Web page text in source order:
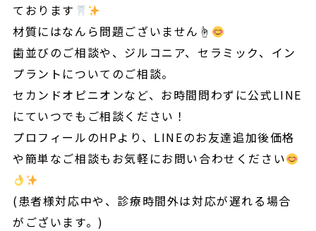
ております
材質にはなんら問題ございません☝
歯並びのご相談や、ジルコニア、セラミック、イン
プラントについてのご相談。
セカンドオピニオンなど、お時間問わずに公式LINE
にていつでもご相談ください！
プロフィールのHPより、LINEのお友達追加後価格
や簡単なご相談もお気軽にお問い合わせください
(患者様対応中や、診療時間外は対応が遅れる場合
がございます。)